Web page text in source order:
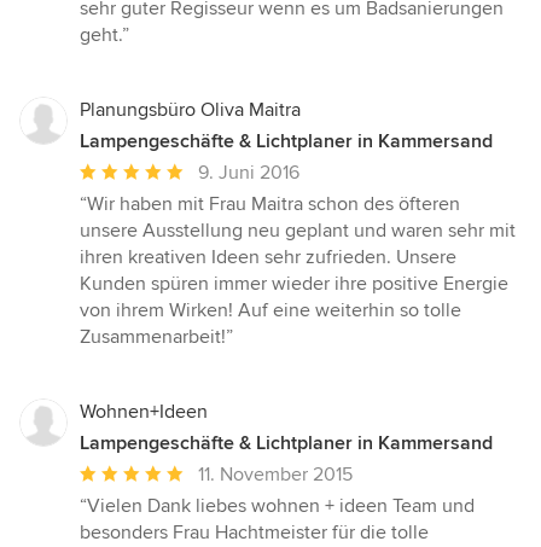
Sternen
sehr guter Regisseur wenn es um Badsanierungen
geht.”
Planungsbüro Oliva Maitra
Lampengeschäfte & Lichtplaner in Kammersand
Durchschnittliche
Bewertung:
5
von
5
Sternen
9. Juni 2016
“Wir haben mit Frau Maitra schon des öfteren
unsere Ausstellung neu geplant und waren sehr mit
ihren kreativen Ideen sehr zufrieden. Unsere
Kunden spüren immer wieder ihre positive Energie
von ihrem Wirken! Auf eine weiterhin so tolle
Zusammenarbeit!”
Wohnen+Ideen
Lampengeschäfte & Lichtplaner in Kammersand
Durchschnittliche
Bewertung:
5
11. November 2015
“Vielen Dank liebes wohnen + ideen Team und
besonders Frau Hachtmeister für die tolle